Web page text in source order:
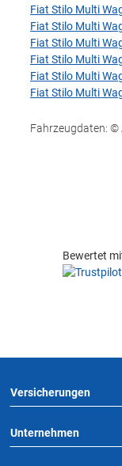
Fiat Stilo Multi
Fiat Stilo Multi
Fiat Stilo Multi
Fiat Stilo Multi
Fiat Stilo Multi
Fiat Stilo Multi
Fahrzeugdaten: ©
Bewertet
Versicherungen
Unternehmen